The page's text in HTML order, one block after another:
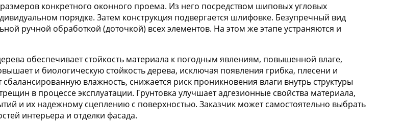
конкретного оконного проема. Из него посредством шиповых угловых
порядке. Затем конструкция подвергается шлифовке. Безупречный вид
ручной обработкой (доточкой) всех элементов. На этом же этапе устраняются и
обеспечивает стойкость материала к погодным явлениям, повышенной влаге,
и биологическую стойкость дерева, исключая появления грибка, плесени и
влажность, снижается риск проникновения влаги внутрь структуры
в процессе эксплуатации. Грунтовка улучшает адгезионные свойства материала,
и их надежному сцеплению с поверхностью. Заказчик может самостоятельно выбрать
интерьера и отделки фасада.